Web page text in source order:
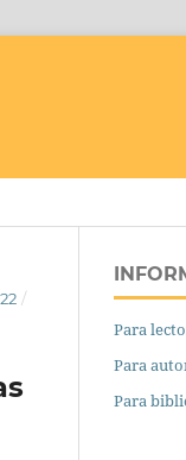
/
Para
Para
Para